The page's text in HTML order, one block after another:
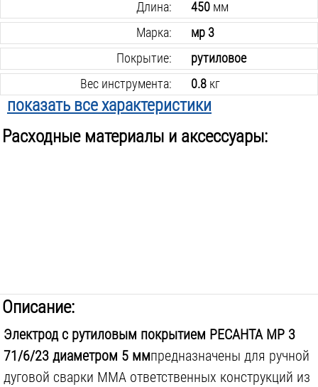
Длина:
450мм
Марка:
мр 3
Покрытие:
рутиловое
Вес инструмента:
0.8кг
показать все характеристики
Расходные материалы и аксессуары:
Описание:
Электрод с рутиловым покрытием РЕСАНТА МР 3
71/6/23 диаметром 5 ммпредназначены для ручной
дуговой сварки MMA ответственных конструкций из